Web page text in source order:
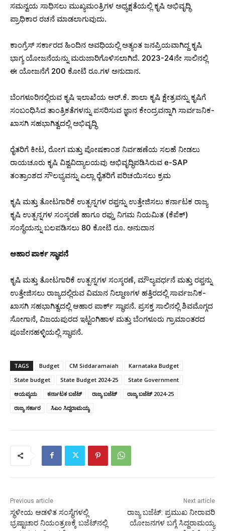
ಸಮನ್ವಯ ಸಾಧಿಸಲು ಮುಖ್ಯಮಂತ್ರಿಗಳ ಅಧ್ಯಕ್ಷತೆಯಲ್ಲಿ ಕೃಷಿ ಅಭಿವೃದ್ಧಿ
ಪ್ರಾಧಿಕಾರ ರಚನೆ ಮಾಡಲಾಗುವುದು.
ಕಾಂಗ್ರೆಸ್‌ ಸರ್ಕಾರದ ಹಿಂದಿನ ಅವಧಿಯಲ್ಲಿ ಅತ್ಯಂತ ಜನಪ್ರಿಯವಾಗಿದ್ದ ಕೃಷಿ
ಭಾಗ್ಯ ಯೋಜನೆಯನ್ನು ಮರುಜಾರಿಗೊಳಿಸಲಾಗಿದೆ. 2023-24ನೇ ಸಾಲಿನಲ್ಲಿ
ಈ ಯೋಜನೆಗೆ 200 ಕೋಟಿ ರೂ.ಗಳ ಅನುದಾನ.
ಬೆಂಗಳೂರಿನಲ್ಲಿರುವ ಕೃಷಿ ಇಲಾಖೆಯ ಆರ್.ಕೆ. ಶಾಲಾ ಕೃಷಿ ಕ್ಷೇತ್ರವನ್ನು ಕೃಷಿಗೆ
ಸಂಬಂಧಿಸಿದ ತಾಂತ್ರಿಕತೆಗಳನ್ನು ಪಸರಿಸುವ ಜ್ಞಾನ ಕೇಂದ್ರವನ್ನಾಗಿ ಸಾರ್ವಜನಿಕ-
ಖಾಸಗಿ ಸಹಭಾಗಿತ್ವದಲ್ಲಿ ಅಭಿವೃದ್ಧಿ
ರೈತರಿಗೆ ಕೀಟ, ರೋಗ ಮತ್ತು ಪೋಷಕಾಂಶ ನಿರ್ವಹಣೆಯ ಸಲಹೆ ನೀಡಲು
ರಾಯಚೂರು ಕೃಷಿ ವಿಶ್ವವಿದ್ಯಾಲಯವು ಅಭಿವೃದ್ಧಿಪಡಿಸಿರುವ e-SAP
ತಂತ್ರಾಂಶದ ಸೌಲಭ್ಯವನ್ನು ಎಲ್ಲಾ ರೈತರಿಗೆ ಪರಿಚಯಿಸಲು ಕ್ರಮ
ಕೃಷಿ ಮತ್ತು ತೋಟಗಾರಿಕೆ ಉತ್ಪನ್ನಗಳ ರಫ್ತನ್ನು ಉತ್ತೇಜಿಸಲು ಕರ್ನಾಟಕ ರಾಜ್ಯ
ಕೃಷಿ ಉತ್ಪನ್ನಗಳ ಸಂಸ್ಕರಣೆ ಹಾಗೂ ರಫ್ತು ನಿಗಮ ನಿಯಮಿತ (ಕೆಪೆಕ್)
ಸಂಸ್ಥೆಯನ್ನು ಬಲಪಡಿಸಲು 80 ಕೋಟಿ ರೂ. ಅನುದಾನ
ಆಹಾರ ಪಾರ್ಕ ಸ್ಥಾಪನೆ
ಕೃಷಿ ಮತ್ತು ತೋಟಗಾರಿಕೆ ಉತ್ಪನ್ನಗಳ ಸಂಸ್ಕರಣೆ, ಮೌಲ್ಯವರ್ಧನೆ ಮತ್ತು ರಫ್ತನ್ನು
ಉತ್ತೇಜಿಸಲು ರಾಜ್ಯದಲ್ಲಿರುವ ವಿಮಾನ ನಿಲ್ದಾಣಗಳ ಹತ್ತಿರದಲ್ಲಿ ಸಾರ್ವಜನಿಕ-
ಖಾಸಗಿ ಸಹಭಾಗಿತ್ವದಲ್ಲಿ ಆಹಾರ ಪಾರ್ಕ್‌ ಸ್ಥಾಪನೆ. ಪ್ರಸಕ್ತ ಸಾಲಿನಲ್ಲಿ ಶಿವಮೊಗ್ಗದ
ಸೋಗಾನೆ, ವಿಜಯಪುರದ ಇಟ್ಟಂಗಿಹಾಳ ಮತ್ತು ಬೆಂಗಳೂರು ಗ್ರಾಮಾಂತರದ
ಪೂಜೇನಹಳ್ಳಿಯಲ್ಲಿ ಸ್ಥಾಪನೆ.
TAGS Budget CM Siddaramaiah
Karnataka Budget
State budget
State Budget 2024-25
State Government
ಆಯವ್ಯಯ
ಕರ್ನಾಟಕ ಬಜೆಟ್‌ ರಾಜ್ಯ ಬಜೆಟ್‌
ರಾಜ್ಯ ಬಜೆಟ್‌ 2024-25
ರಾಜ್ಯ ಸರ್ಕಾರ
ಸಿಎಂ ಸಿದ್ದರಾಮಯ್ಯ
Previous article
ಸ್ಥಳೀಯ ಆಡಳಿತ ಸಂಸ್ಥೆಗಳಲ್ಲಿ
ಭ್ರಷ್ಟಾಚಾರ ನಿಯಂತ್ರಣಕ್ಕೆ ಬಜೆಟ್‌ನಲ್ಲಿ
Next article
ರಾಜ್ಯ ಬಜೆಟ್‌: ಪ್ರಮುಖ ನೀರಾವರಿ
ಯೋಜನಗಳ ಬಗ್ಗೆ ಸಿದ್ದರಾಮಯ್ಯ